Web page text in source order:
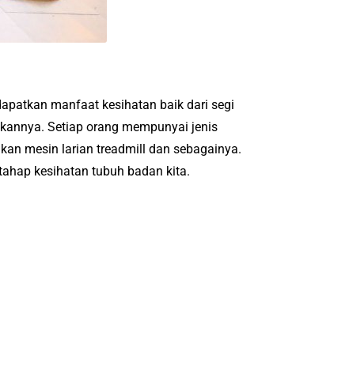
manfaat kesihatan baik dari segi
Setiap orang mempunyai jenis
mesin larian treadmill dan sebagainya.
kesihatan tubuh badan kita.